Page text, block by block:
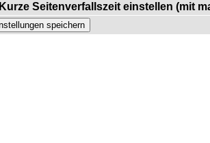
Kurze Seitenverfallszeit einstellen (mit